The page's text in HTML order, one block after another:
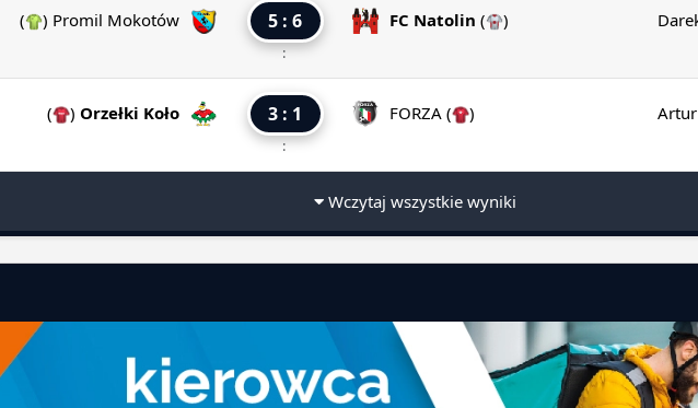
( ) Promil Mokotów 5 : 6
:
FC Natolin ( )
( ) Orzełki Koło 3 : 1
:
FORZA( )
Wczytaj wszystkie wyniki